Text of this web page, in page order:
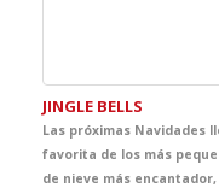
JINGLE BELLS
Las próximas Navidades
favorita de los más
de nieve más